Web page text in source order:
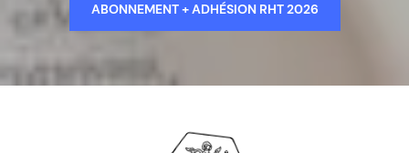
ABONNEMENT + ADHÉSION RHT 2026